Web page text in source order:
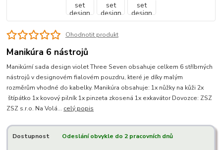
Ohodnotit produkt
Manikúra 6 nástrojů
Manikúrní sada design violet Three Seven obsahuje celkem 6 stříbrných
nástrojů v designovém fialovém pouzdru, které je díky malým
rozměrům vhodné do kabelky. Manikúra obsahuje: 1x nůžky na kůži 2x
štípátko 1x kovový pilník 1x pinzeta zkosená 1x exkavátor Dovozce: ZSZ
ZSZ s.r.o. Na Volá... celý popis
Dostupnost Odeslání obvykle do 2 pracovních dnů